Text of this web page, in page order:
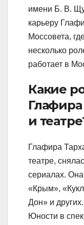
имени Б. В.
карьеру
Моссовета,
несколько
работает в
Какие
Глафира
и
Глафира
театре,
сериалах.
«Крым»,
Дон» и
Юности в